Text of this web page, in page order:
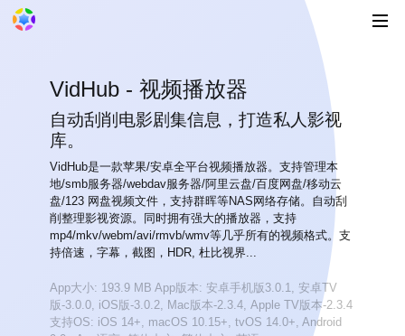
VidHub - 视频播放器
自动刮削电影剧集信息，打造私人影视
库。
VidHub是一款苹果/安卓全平台视频播放器。支持管理本
地/smb服务器/webdav服务器/阿里云盘/百度网盘/移动云
盘/123 网盘视频文件，支持群晖等NAS网络存储。自动刮
削整理影视资源。同时拥有强大的播放器，支持
mp4/mkv/webm/avi/rmvb/wmv等几乎所有的视频格式。支
持倍速，字幕，截图，HDR, 杜比视界...
App大小: 193.9 MB App版本: 安卓手机版3.0.1, 安卓TV
版-3.0.0, iOS版-3.0.2, Mac版本-2.3.4, Apple TV版本-2.3.4
支持OS: iOS 14+, macOS 10.15+, tvOS 14.0+, Android